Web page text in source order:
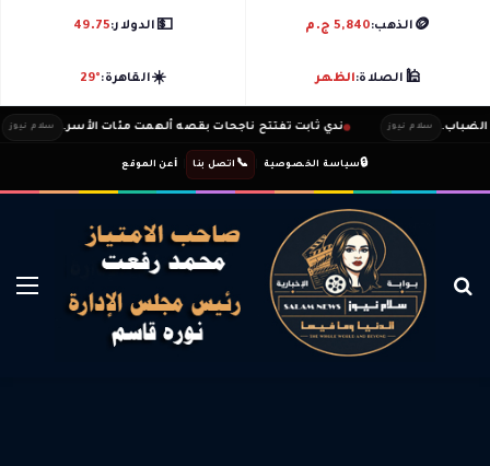
🪙 الذهب:5,840 ج.م 💵 الدولار:49.75
🕌 الصلاة:الظهر ☀️القاهرة:29°
سلام نيوز ندي ثابت تفتتح ناجحات بقصه ألهمت مئات الأسر. سلام نيوز
🔒سياسة الخصوصية 📞 اتصل بنا ℹ️عن الموقع
بحث عن